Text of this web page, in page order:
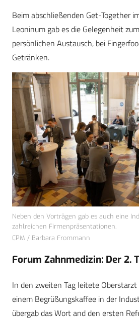
Beim abschließenden Get-Together
Leoninum gab es die Gelegenheit
persönlichen Austausch, bei
Getränken.
Neben den Vorträgen gab es auch eine
zahlreichen Firmenpräsentationen.
CPM / Barbara Frommann
Forum Zahnmedizin: Der 2.
In den zweiten Tag leitete Oberstarzt
einem Begrüßungskaffee in der
übergab das Wort and den ersten